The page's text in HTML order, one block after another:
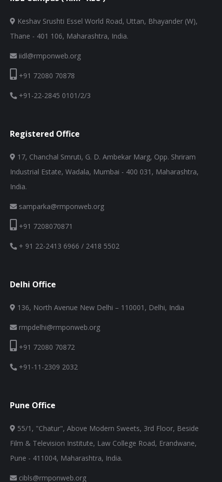
Keshav Srushti Essel World Road, Uttan, Bhayander (W),
Thane - 401 106, Maharashtra, India.
iidl@rmponweb.org
+91 72080 70878
+91-22-2845 0101/2/3
Registered Office
17, Chanchal Smruti, G. D. Ambekar Marg, Opp. Shriram
Industrial Estate, Wadala, Mumbai - 400 031, Maharashtra,
India.
samparka@rmponweb.org
+91 7208070871
+ 91 22-2413 6966 / 2418 5502
Delhi Office
136, North Avenue New Delhi – 110001, Delhi, India
rmpdelhi@rmponweb.org
+91 72080 70872
+91-11-2309 2032
Pune Office
55/1, "Chatur", Above Modern Sweets, 3rd Floor, Beside
Film & Television Institute, Law College Road, Erandwane,
Pune - 411004, Maharashtra, India.
cibls@rmponweb.org